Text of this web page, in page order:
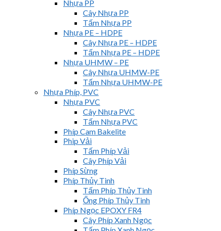
Nhựa PP
Cây Nhựa PP
Tấm Nhựa PP
Nhựa PE – HDPE
Cây Nhựa PE – HDPE
Tấm Nhựa PE – HDPE
Nhựa UHMW – PE
Cây Nhựa UHMW-PE
Tấm Nhựa UHMW-PE
Nhựa Phíp, PVC
Nhựa PVC
Cây Nhựa PVC
Tấm Nhựa PVC
Phíp Cam Bakelite
Phip Vải
Tấm Phíp Vải
Cây Phíp Vải
Phíp Sừng
Phíp Thủy Tinh
Tấm Phíp Thủy Tinh
Ống Phíp Thủy Tinh
Phíp Ngọc EPOXY FR4
Cây Phíp Xanh Ngọc